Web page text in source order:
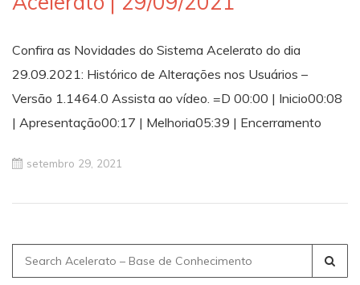
Confira as Novidades do Sistema Acelerato do dia
29.09.2021: Histórico de Alterações nos Usuários –
Versão 1.1464.0 Assista ao vídeo. =D 00:00 | Inicio00:08
| Apresentação00:17 | Melhoria05:39 | Encerramento
setembro 29, 2021
Search
for: